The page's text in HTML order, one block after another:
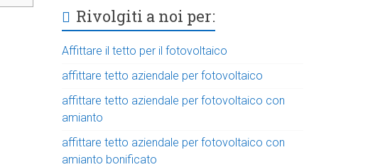
Rivolgiti a noi per:
Affittare il tetto per il fotovoltaico
affittare tetto aziendale per fotovoltaico
affittare tetto aziendale per fotovoltaico con
amianto
affittare tetto aziendale per fotovoltaico con
amianto bonificato